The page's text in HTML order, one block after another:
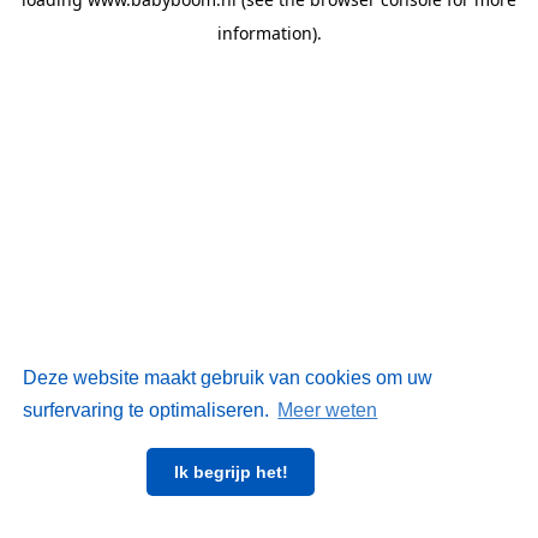
Deze website maakt gebruik van cookies om uw
surfervaring te optimaliseren. Meer weten
Ik begrijp het!
information).